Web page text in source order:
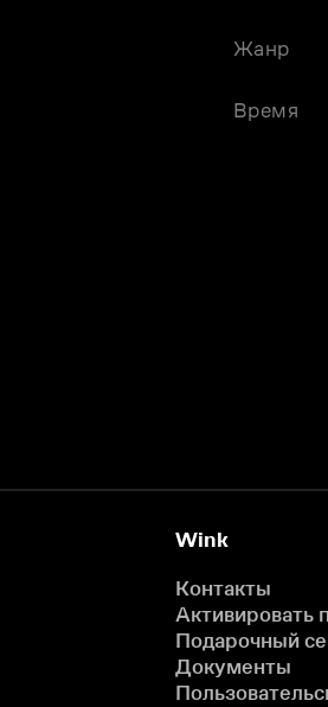
Жанр
Время
Wink
Контакты
Активировать
Подарочный
Документы